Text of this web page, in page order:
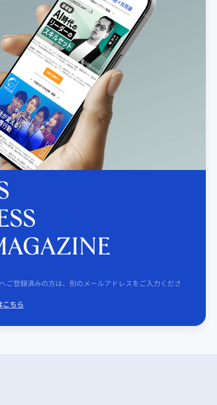
ご登録済みの方は、別のメールアドレスをご入力くださ
こちら